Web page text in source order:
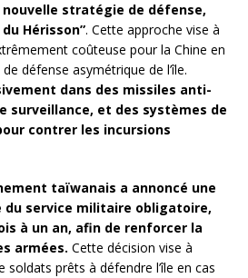
stratégie de défense,
Hérisson”. Cette approche vise à
coûteuse pour la Chine en
défense asymétrique de l’île.
dans des missiles anti-
surveillance, et des systèmes de
contrer les incursions
taïwanais a annoncé une
du service militaire obligatoire,
à un an, afin de renforcer la
armées. Cette décision vise à
prêts à défendre l’île en cas